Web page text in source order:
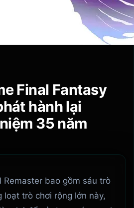
Final Fantasy
hành lại
35 năm
Remaster bao gồm sáu trò
loạt trò chơi rộng lớn này,